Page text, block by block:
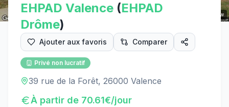
Street View
EHPAD Valence (EHPAD
Drôme)
Ajouter aux favoris Comparer
Privé non lucratif
39 rue de la Forêt, 26000 Valence
À partir de 70.61€/jour